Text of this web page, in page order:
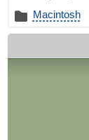
Macintosh